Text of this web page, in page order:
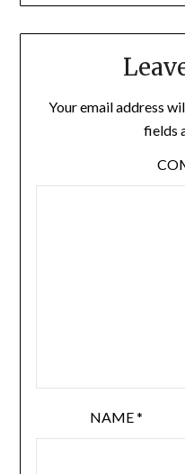
Your email address
fields
NAME*